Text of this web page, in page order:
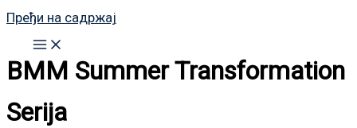
Пређи на садржај
BMM Summer Transformation
Serija